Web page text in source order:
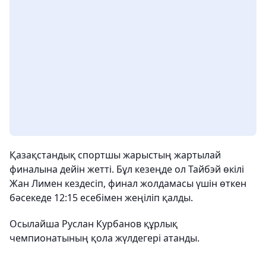
Қазақстандық спортшы жарыстың жартылай
финалына дейін жетті. Бұл кезеңде ол Тайбэй өкілі
Жан Лимен кездесіп, финал жолдамасы үшін өткен
бәсекеде 12:15 есебімен жеңіліп қалды.
Осылайша Руслан Курбанов құрлық
чемпионатының қола жүлдегері атанды.